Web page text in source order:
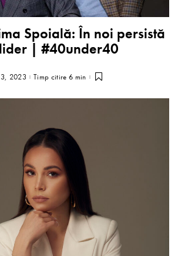
Spoială: În noi persistă
| #40under40
2023 Timp citire 6 min